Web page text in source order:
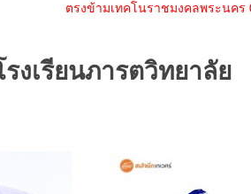
ตรงข้ามเทคโนราชมงคลพระนคร
งเรียนภารตวิทยาลัย